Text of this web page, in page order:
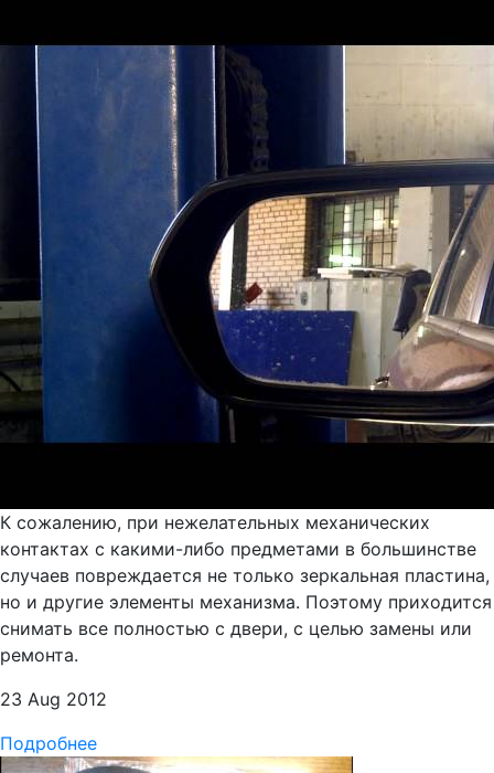
К сожалению, при нежелательных механических
контактах с какими-либо предметами в большинстве
случаев повреждается не только зеркальная пластина,
но и другие элементы механизма. Поэтому приходится
снимать все полностью с двери, с целью замены или
ремонта.
23 Aug 2012
Подробнее